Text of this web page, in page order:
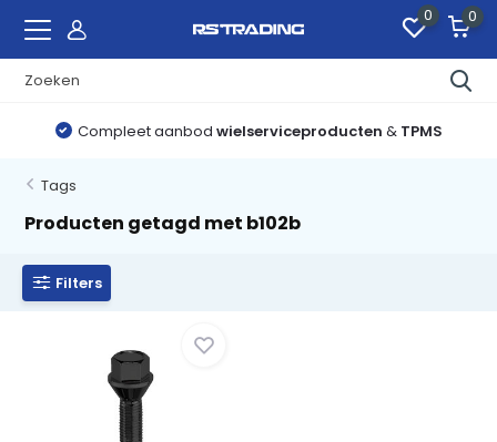
0 0
Compleet aanbod wielserviceproducten & TPMS
Tags
Producten getagd met b102b
Filters